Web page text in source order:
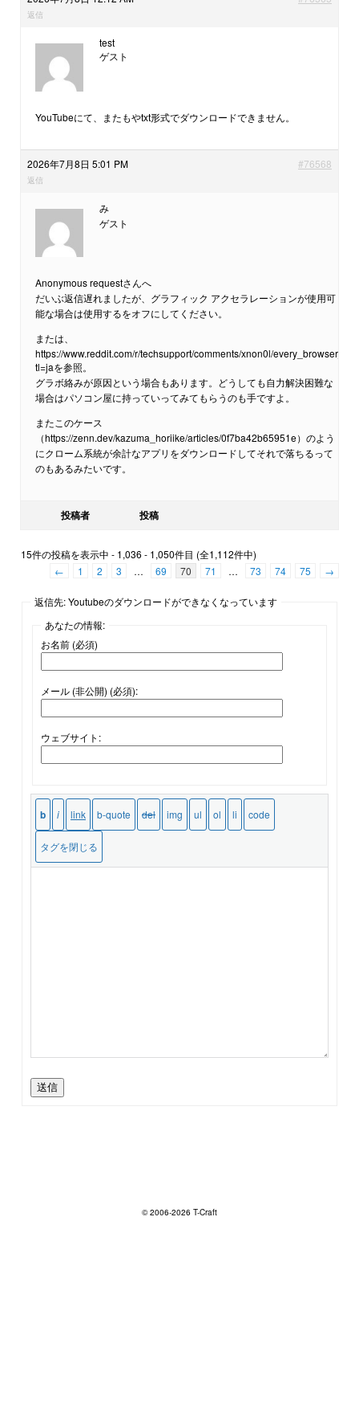
返信
test
ゲスト
YouTubeにて、またもやtxt形式でダウンロードできません。
2026年7月8日 5:01 PM #76568
返信
み
ゲスト
Anonymous requestさんへ
だいぶ返信遅れましたが、グラフィック アクセラレーションが使用可
能な場合は使用するをオフにしてください。
または、
https://www.reddit.com/r/techsupport/comments/xnon0l/
tl=jaを参照。
グラボ絡みが原因という場合もあります。どうしても自力解決困難な
場合はパソコン屋に持っていってみてもらうのも手ですよ。
またこのケース
（https://zenn.dev/kazuma_horiike/articles/0f7ba42b65951e）のよう
にクローム系統が余計なアプリをダウンロードしてそれで落ちるって
のもあるみたいです。
投稿者 投稿
15件の投稿を表示中 - 1,036 - 1,050件目 (全1,112件中)
←
1 2 3 … 69 70 71 … 73 74 75 →
返信先: Youtubeのダウンロードができなくなっています
あなたの情報:
お名前 (必須)
メール (非公開) (必須):
ウェブサイト:
送信
© 2006-2026 T-Craft